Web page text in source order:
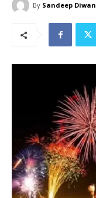
By Sandeep Diwan